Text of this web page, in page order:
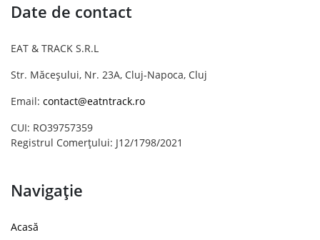
Date de contact
EAT & TRACK S.R.L
Str. Măceșului, Nr. 23A, Cluj-Napoca, Cluj
Email: contact@eatntrack.ro
CUI: RO39757359
Registrul Comerțului: J12/1798/2021
Navigație
Acasă